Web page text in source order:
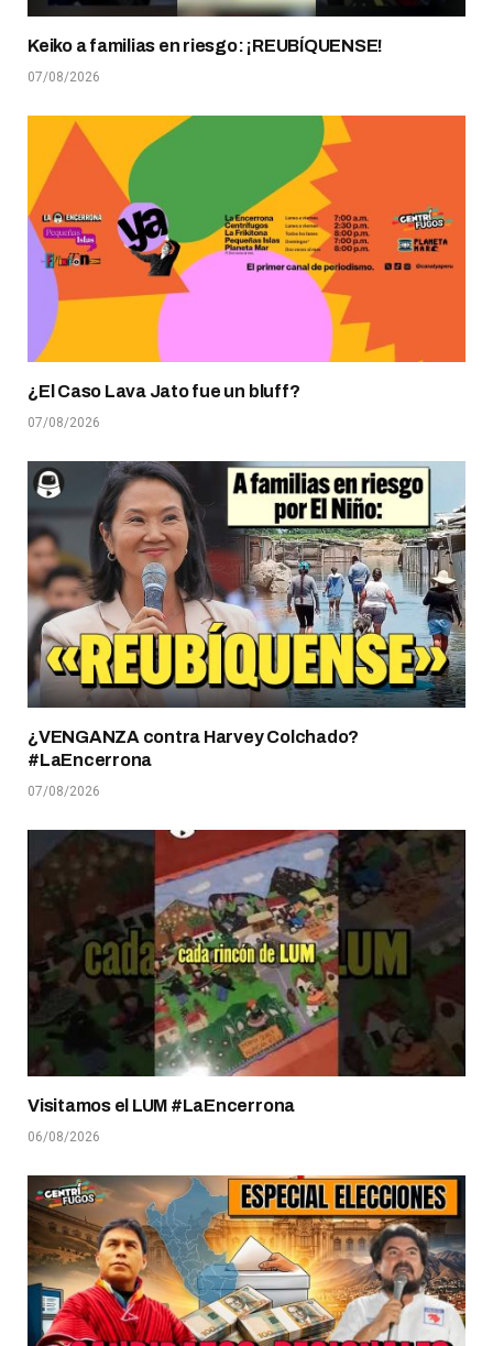
Keiko a familias en riesgo: ¡REUBÍQUENSE!
07/08/2026
¿El Caso Lava Jato fue un bluff?
07/08/2026
¿VENGANZA contra Harvey Colchado?
#LaEncerrona
07/08/2026
Visitamos el LUM #LaEncerrona
06/08/2026